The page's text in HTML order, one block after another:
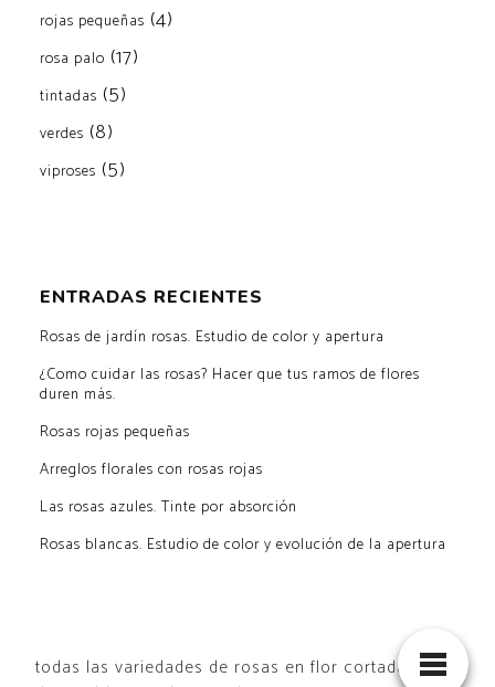
rojas pequeñas (4)
rosa palo (17)
tintadas (5)
verdes (8)
viproses (5)
ENTRADAS RECIENTES
Rosas de jardín rosas. Estudio de color y apertura
¿Como cuidar las rosas? Hacer que tus ramos de flores
duren más.
Rosas rojas pequeñas
Arreglos florales con rosas rojas
Las rosas azules. Tinte por absorción
Rosas blancas. Estudio de color y evolución de la apertura
todas las variedades de rosas en flor cortada